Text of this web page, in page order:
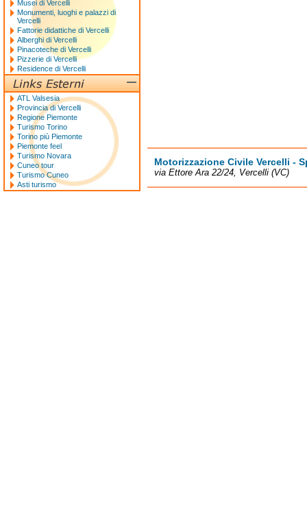
Motorizzazione Civile Vercelli -
via Ettore Ara 22/24, Vercelli (VC)
Musei di Vercelli
Monumenti, luoghi e palazzi di
Vercelli
Fattorie didattiche di Vercelli
Alberghi di Vercelli
Pinacoteche di Vercelli
Pizzerie di Vercelli
Residence di Vercelli
ATL Valsesia
Provincia di Vercelli
Regione Piemonte
Turismo Torino
Torino più Piemonte
Piemonte feel
Turismo Novara
Cuneo tour
Turismo Cuneo
Asti turismo